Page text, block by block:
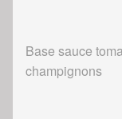
Base sauce
champignons